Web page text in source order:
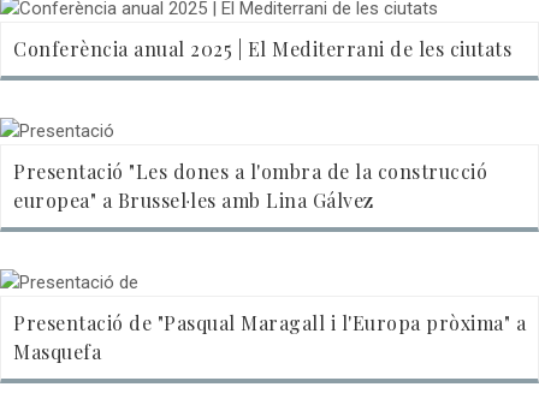
Conferència anual 2025 | El Mediterrani de les ciutats
Presentació "Les dones a l'ombra de la construcció
europea" a Brussel·les amb Lina Gálvez
Presentació de "Pasqual Maragall i l'Europa pròxima" a
Masquefa